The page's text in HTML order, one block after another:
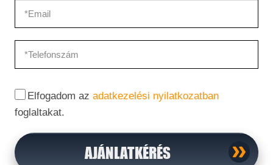
Elfogadom az adatkezelési nyilatkozatban
foglaltakat.
AJÁNLATKÉRÉS